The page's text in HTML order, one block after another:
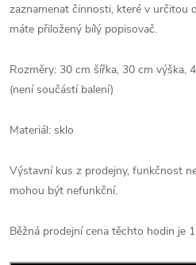
zaznamenat činnosti, které v určitou
máte přiložený bílý popisovač.
Rozměry: 30 cm šířka, 30 cm výška,
(není součástí balení)
Materiál: sklo
Výstavní kus z prodejny, funkčnost
mohou být nefunkční.
Běžná prodejní cena těchto hodin je